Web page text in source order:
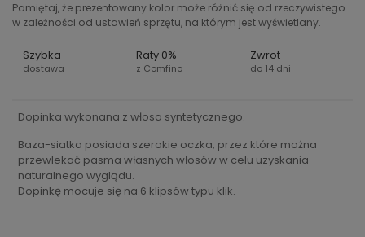
Pamiętaj, że prezentowany kolor może różnić się od rzeczywistego
w zależności od ustawień sprzętu, na którym jest wyświetlany.
Szybka
dostawa
Raty 0%
z Comfino
Zwrot
do 14 dni
Dopinka wykonana z włosa syntetycznego.
Baza-siatka posiada szerokie oczka, przez które można
przewlekać pasma własnych włosów w celu uzyskania
naturalnego wyglądu.
Dopinkę mocuje się na 6 klipsów typu klik.